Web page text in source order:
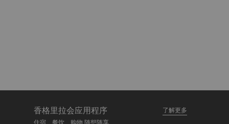
香格里拉会应用程序
了解更多
住宿、餐饮、购物 随想随享